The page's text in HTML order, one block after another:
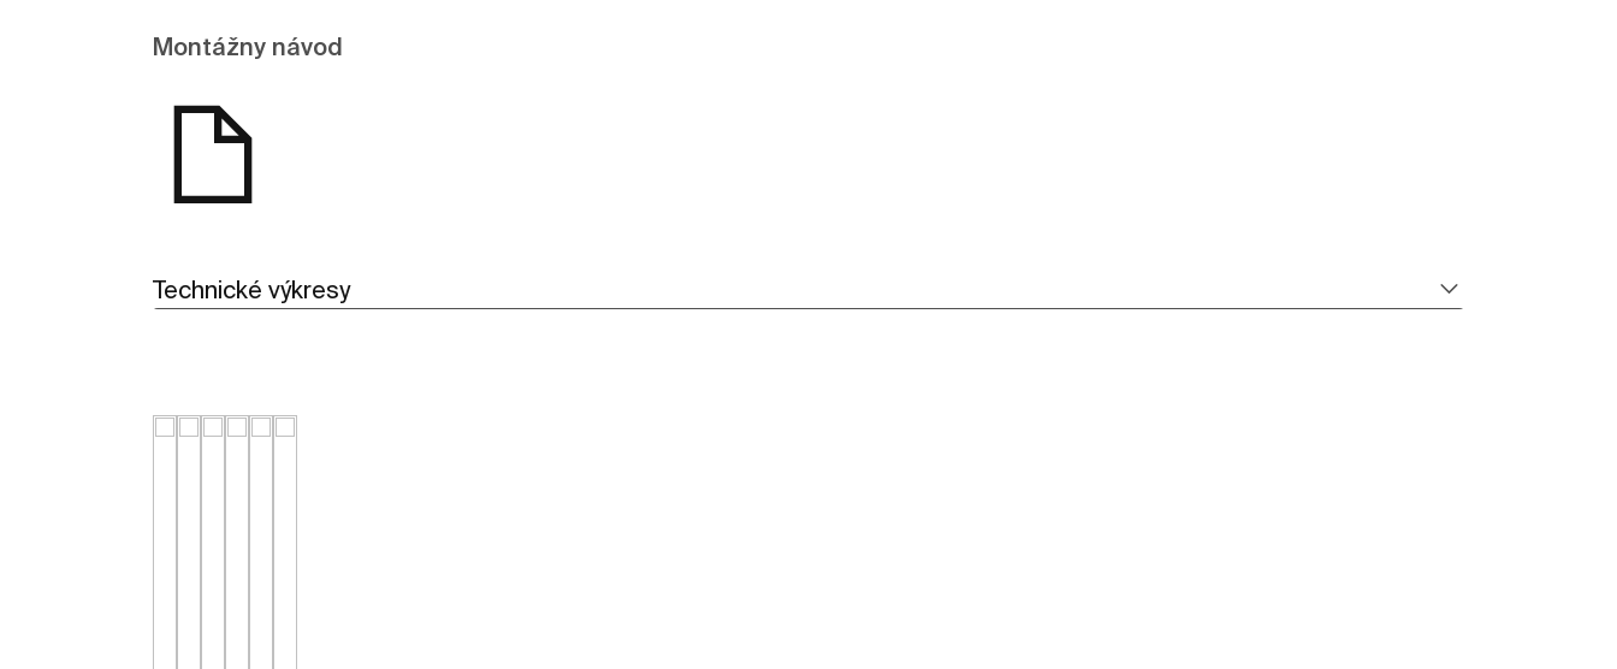
Montážny návod
Technické výkresy